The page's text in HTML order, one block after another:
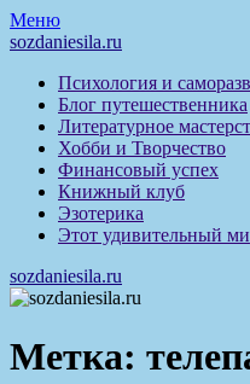
Перейти
к
Меню
sozdaniesila.ru
Психология и
Блог путешественника
Литературное
Хобби и Творчество
Финансовый успех
Книжный клуб
Эзотерика
Этот удивительный
sozdaniesila.ru
Метка: